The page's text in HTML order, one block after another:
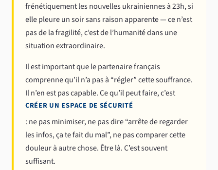
frénétiquement les nouvelles ukrainiennes à 23h, si
elle pleure un soir sans raison apparente — ce n’est
pas de la fragilité, c’est de l’humanité dans une
situation extraordinaire.
Il est important que le partenaire français
comprenne qu’il n’a pas à “régler” cette souffrance.
Il n’en est pas capable. Ce qu’il peut faire, c’est
CRÉER UN ESPACE DE SÉCURITÉ
: ne pas minimiser, ne pas dire “arrête de regarder
les infos, ça te fait du mal”, ne pas comparer cette
douleur à autre chose. Être là. C’est souvent
suffisant.